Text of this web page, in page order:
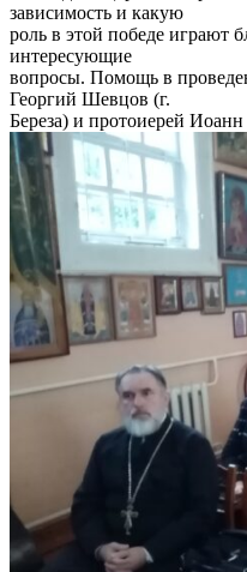
зависимость и какую
роль в этой победе играют
интересующие
вопросы. Помощь в
Георгий Шевцов (г.
Береза) и протоиерей